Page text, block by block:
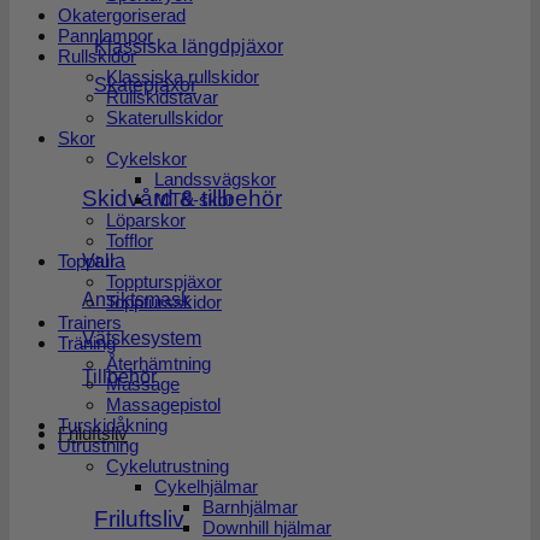
Klassiska längdpjäxor
Skatepjäxor
Skidvård & tillbehör
Valla
Ansiktsmask
Vätskesystem
Tillbehör
Friluftsliv
Friluftsliv
Okatergoriserad
Pannlampor
Rullskidor
Klassiska rullskidor
Rullskidstavar
Skaterullskidor
Skor
Cykelskor
Landssvägskor
MTB-skor
Löparskor
Tofflor
Topptur
Toppturspjäxor
Topptursskidor
Trainers
Träning
Återhämtning
Massage
Massagepistol
Turskidåkning
Utrustning
Cykelutrustning
Cykelhjälmar
Barnhjälmar
Downhill hjälmar